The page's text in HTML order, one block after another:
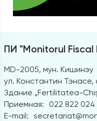
ПИ "Monitorul Fiscal
MD-2005, мун. Кишинэу
ул. Константин Тэнасе,
Здание „Fertilitatea-
Приемная:
022 822 024
E-mail: